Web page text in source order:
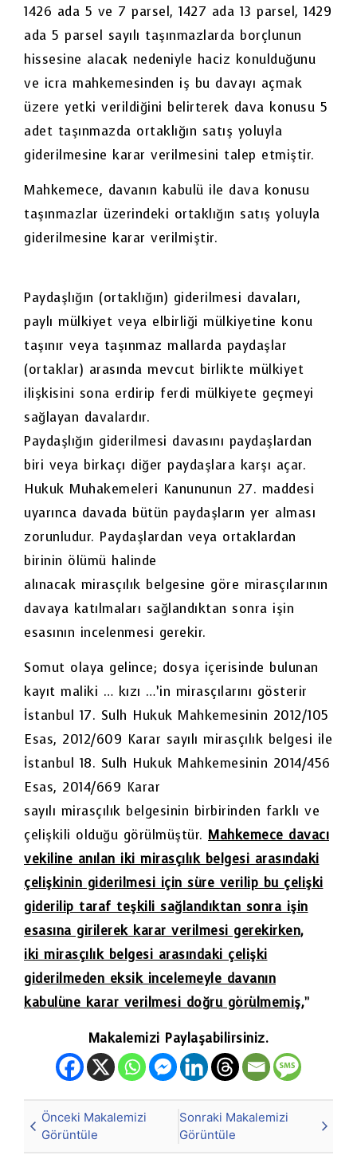
1426 ada 5 ve 7 parsel, 1427 ada 13 parsel, 1429
ada 5 parsel sayılı taşınmazlarda borçlunun
hissesine alacak nedeniyle haciz konulduğunu
ve icra mahkemesinden iş bu davayı açmak
üzere yetki verildiğini belirterek dava konusu 5
adet taşınmazda ortaklığın satış yoluyla
giderilmesine karar verilmesini talep etmiştir.
Mahkemece, davanın kabulü ile dava konusu
taşınmazlar üzerindeki ortaklığın satış yoluyla
giderilmesine karar verilmiştir.
Paydaşlığın (ortaklığın) giderilmesi davaları,
paylı mülkiyet veya elbirliği mülkiyetine konu
taşınır veya taşınmaz mallarda paydaşlar
(ortaklar) arasında mevcut birlikte mülkiyet
ilişkisini sona erdirip ferdi mülkiyete geçmeyi
sağlayan davalardır.
Paydaşlığın giderilmesi davasını paydaşlardan
biri veya birkaçı diğer paydaşlara karşı açar.
Hukuk Muhakemeleri Kanununun 27. maddesi
uyarınca davada bütün paydaşların yer alması
zorunludur. Paydaşlardan veya ortaklardan
birinin ölümü halinde
alınacak mirasçılık belgesine göre mirasçılarının
davaya katılmaları sağlandıktan sonra işin
esasının incelenmesi gerekir.
Somut olaya gelince; dosya içerisinde bulunan
kayıt maliki … kızı …’in mirasçılarını gösterir
İstanbul 17. Sulh Hukuk Mahkemesinin 2012/105
Esas, 2012/609 Karar sayılı mirasçılık belgesi ile
İstanbul 18. Sulh Hukuk Mahkemesinin 2014/456
Esas, 2014/669 Karar
sayılı mirasçılık belgesinin birbirinden farklı ve
çelişkili olduğu görülmüştür. Mahkemece davacı
vekiline anılan iki mirasçılık belgesi arasındaki
çelişkinin giderilmesi için süre verilip bu çelişki
giderilip taraf teşkili sağlandıktan sonra işin
esasına girilerek karar verilmesi gerekirken,
iki mirasçılık belgesi arasındaki çelişki
giderilmeden eksik incelemeyle davanın
kabulüne karar verilmesi doğru görülmemiş,”
Makalemizi Paylaşabilirsiniz.
Önceki Makalemizi
Görüntüle
Sonraki Makalemizi
Görüntüle